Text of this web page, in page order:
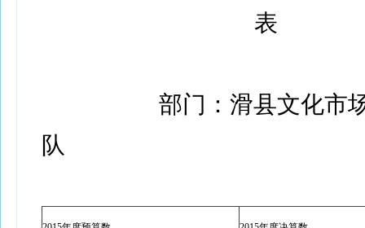
表
部门：滑县文化市
队